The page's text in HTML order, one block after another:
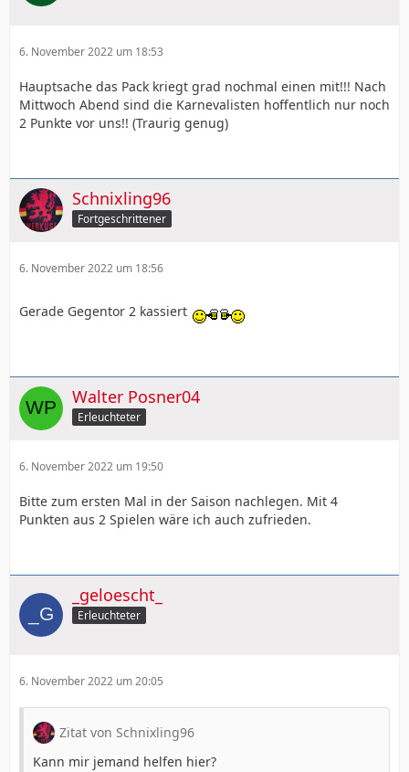
6. November 2022 um 18:53
Hauptsache das Pack kriegt grad nochmal einen mit!!! Nach
Mittwoch Abend sind die Karnevalisten hoffentlich nur noch
2 Punkte vor uns!! (Traurig genug)
Schnixling96
Fortgeschrittener
6. November 2022 um 18:56
Gerade Gegentor 2 kassiert
Walter Posner04
Erleuchteter
6. November 2022 um 19:50
Bitte zum ersten Mal in der Saison nachlegen. Mit 4
Punkten aus 2 Spielen wäre ich auch zufrieden.
_geloescht_
Erleuchteter
6. November 2022 um 20:05
Zitat von Schnixling96
Kann mir jemand helfen hier?